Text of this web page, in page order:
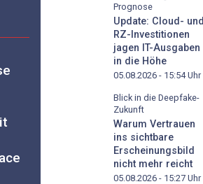
Prognose
Update: Cloud- und
RZ-Investitionen
jagen IT-Ausgaben
in die Höhe
05.08.2026 - 15:54Uhr
Blick in die Deepfake-
Zukunft
Warum Vertrauen
ins sichtbare
Erscheinungsbild
nicht mehr reicht
05.08.2026 - 15:27 Uhr